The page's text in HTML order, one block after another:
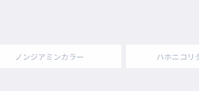
ノンジアミンカラー ハホニコリ